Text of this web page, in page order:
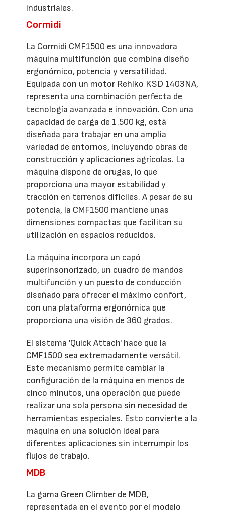
industriales.
Cormidi
La Cormidi CMF1500 es una innovadora
máquina multifunción que combina diseño
ergonómico, potencia y versatilidad.
Equipada con un motor Rehlko KSD 1403NA,
representa una combinación perfecta de
tecnología avanzada e innovación. Con una
capacidad de carga de 1.500 kg, está
diseñada para trabajar en una amplia
variedad de entornos, incluyendo obras de
construcción y aplicaciones agrícolas. La
máquina dispone de orugas, lo que
proporciona una mayor estabilidad y
tracción en terrenos difíciles. A pesar de su
potencia, la CMF1500 mantiene unas
dimensiones compactas que facilitan su
utilización en espacios reducidos.
La máquina incorpora un capó
superinsonorizado, un cuadro de mandos
multifunción y un puesto de conducción
diseñado para ofrecer el máximo confort,
con una plataforma ergonómica que
proporciona una visión de 360 grados.
El sistema 'Quick Attach' hace que la
CMF1500 sea extremadamente versátil.
Este mecanismo permite cambiar la
configuración de la máquina en menos de
cinco minutos, una operación que puede
realizar una sola persona sin necesidad de
herramientas especiales. Esto convierte a la
máquina en una solución ideal para
diferentes aplicaciones sin interrumpir los
flujos de trabajo.
MDB
La gama Green Climber de MDB,
representada en el evento por el modelo